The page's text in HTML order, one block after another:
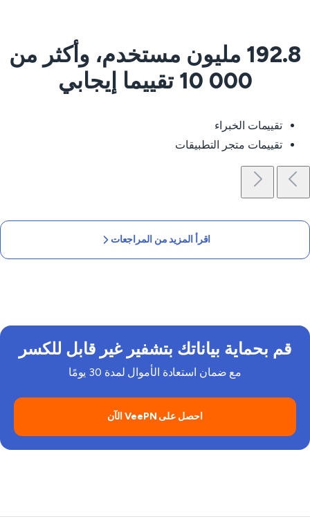
192.8 مليون مستخدم، وأكثر من
10 000 تقييما إيجابي
تقييمات الخبراء
تقييمات متجر التطبيقات
اقرأ المزيد من المراجعات
قم بحماية بياناتك بتشفير غير قابل للكسر
مع ضمان استعادة الأموال لمدة 30 يومًا
احصل على VeePN الآن